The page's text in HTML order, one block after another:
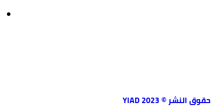
حقوق النشر © 2023 YIAD